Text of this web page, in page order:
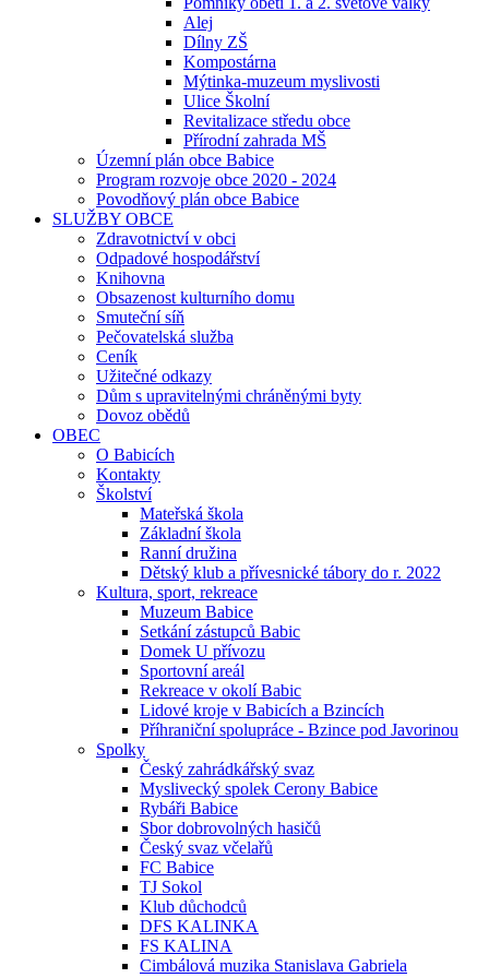
Alej
Dílny ZŠ
Kompostárna
Mýtinka-muzeum myslivosti
Ulice Školní
Revitalizace středu obce
Přírodní zahrada MŠ
Územní plán obce Babice
Program rozvoje obce 2020 - 2024
Povodňový plán obce Babice
SLUŽBY OBCE
Zdravotnictví v obci
Odpadové hospodářství
Knihovna
Obsazenost kulturního domu
Smuteční síň
Pečovatelská služba
Ceník
Užitečné odkazy
Dům s upravitelnými chráněnými byty
Dovoz obědů
OBEC
O Babicích
Kontakty
Školství
Mateřská škola
Základní škola
Ranní družina
Dětský klub a přívesnické tábory do r. 2022
Kultura, sport, rekreace
Muzeum Babice
Setkání zástupců Babic
Domek U přívozu
Sportovní areál
Rekreace v okolí Babic
Lidové kroje v Babicích a Bzincích
Příhraniční spolupráce - Bzince pod Javorinou
Spolky
Český zahrádkářský svaz
Myslivecký spolek Cerony Babice
Rybáři Babice
Sbor dobrovolných hasičů
Český svaz včelařů
FC Babice
TJ Sokol
Klub důchodců
DFS KALINKA
FS KALINA
Cimbálová muzika Stanislava Gabriela